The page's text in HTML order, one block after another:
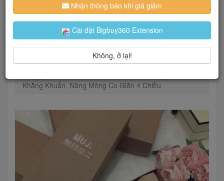
Người dùng đang quan tâm đến 🔥...
Trang chủ Thời Trang Nữ Đồ lót
Quần lót
Khãng Khuẩn, Nâng Mông Co Giãn 4 Chiều
Nhận thông báo khi giá giảm
Cài đặt Bigbuy360 Extension
Không, ở lại!